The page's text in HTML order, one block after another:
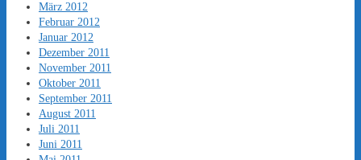
März 2012
Februar 2012
Januar 2012
Dezember 2011
November 2011
Oktober 2011
September 2011
August 2011
Juli 2011
Juni 2011